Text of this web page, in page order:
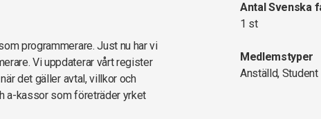
programmerare. Just nu har vi
Vi uppdaterar vårt register
det gäller avtal, villkor och
a-kassor som företräder yrket
Antal Svenska
1 st
Medlemstyper
Anställd, Student